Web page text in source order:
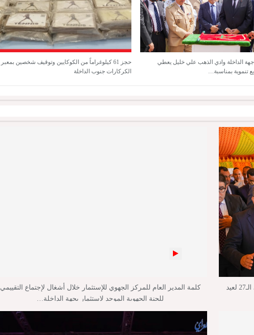
الداخلة وادي الذهب علي خليل يعطي
تنموية بمناسبة…
حجز 61 كيلوغراماً من الكوكايين وتوقيف شخصين بمعبر
الكركارات جنوب الداخلة
بالفيديو : تدشين وإطلاق مشاريع جديدة بالداخلة تخليداً للذكرى الـ27 لعيد
كلمة المدير العام للمركز الجهوي للإستثمار خلال أشغال لإجتماع التقييمي
للجنة الجهوية الموحد لإستثمار بجهة الداخلة…